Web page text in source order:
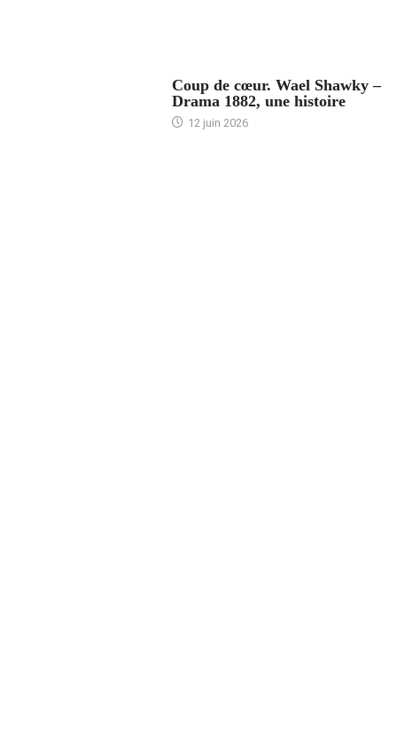
Coup de cœur. Wael Shawky –
Drama 1882, une histoire
12 juin 2026